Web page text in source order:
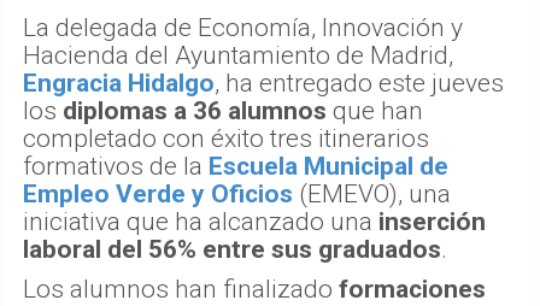
La delegada de Economía, Innovación y
Hacienda del Ayuntamiento de Madrid,
Engracia Hidalgo, ha entregado este jueves
los diplomas a 36 alumnos que han
completado con éxito tres itinerarios
formativos de la Escuela Municipal de
Empleo Verde y Oficios (EMEVO), una
iniciativa que ha alcanzado una inserción
laboral del 56% entre sus graduados.
Los alumnos han finalizado formaciones